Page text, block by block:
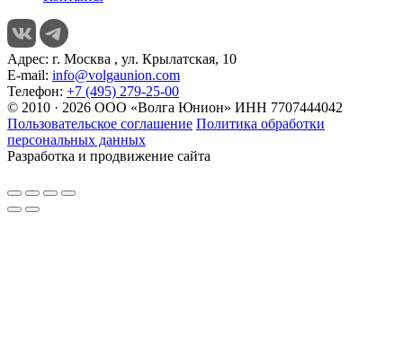
Адрес: г. Москва , ул. Крылатская, 10
E-mail: info@volgaunion.com
Телефон: +7 (495) 279-25-00
© 2010 · 2026 ООО «Волга Юнион» ИНН 7707444042
Пользовательское соглашение Политика обработки
персональных данных
Разработка и продвижение сайта